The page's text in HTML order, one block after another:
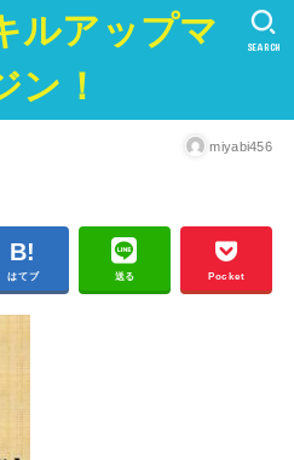
ルアップマ
ン！
SEARCH
miyabi456
はてブ 送る Pocket